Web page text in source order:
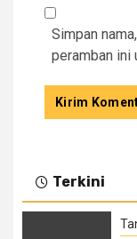
Simpan
peramban ini
Terkini